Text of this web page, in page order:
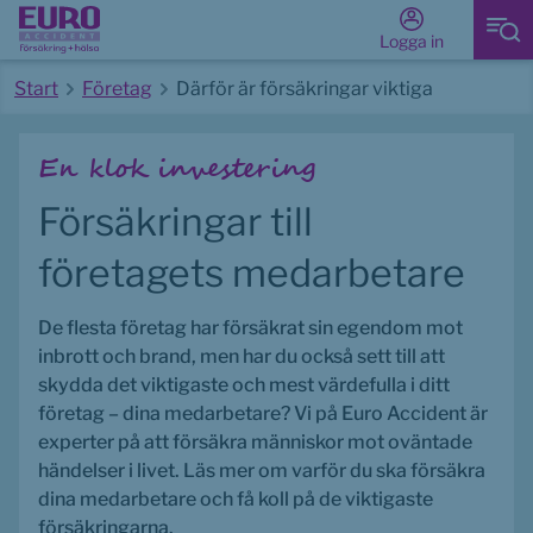
Logga in
Start Företag
Därför är försäkringar viktiga
En klok investering
Försäkringar till
företagets medarbetare
De flesta företag har försäkrat sin egendom mot
inbrott och brand, men har du också sett till att
skydda det viktigaste och mest värdefulla i ditt
företag – dina medarbetare? Vi på Euro Accident är
experter på att försäkra människor mot oväntade
händelser i livet. Läs mer om varför du ska försäkra
dina medarbetare och få koll på de viktigaste
försäkringarna.